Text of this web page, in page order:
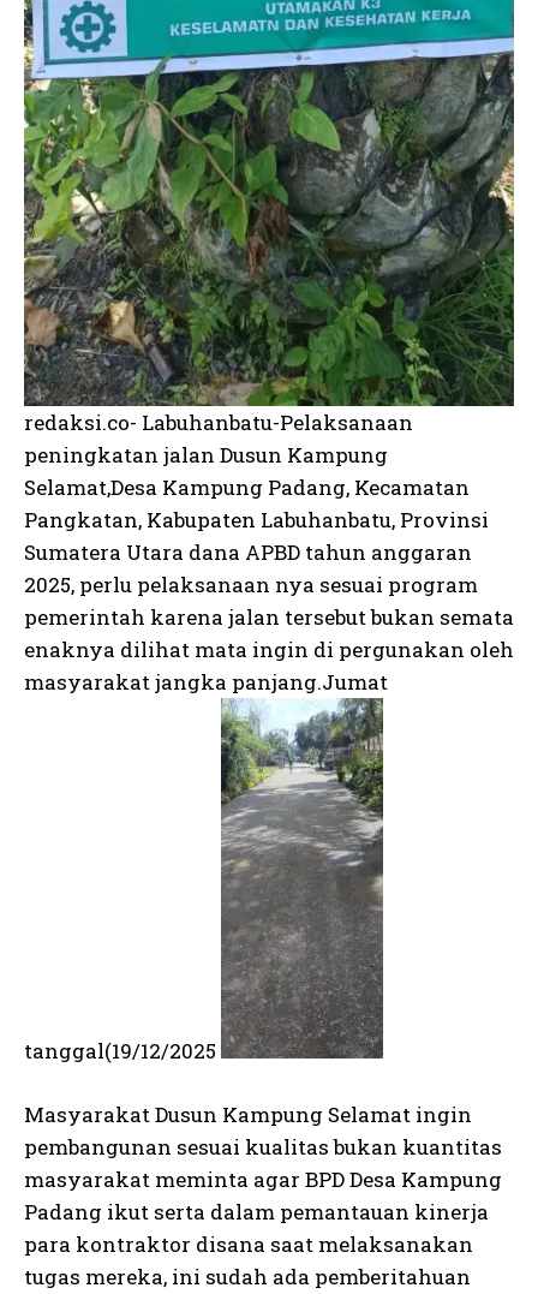
redaksi.co- Labuhanbatu-Pelaksanaan
peningkatan jalan Dusun Kampung
Selamat,Desa Kampung Padang, Kecamatan
Pangkatan, Kabupaten Labuhanbatu, Provinsi
Sumatera Utara dana APBD tahun anggaran
2025, perlu pelaksanaan nya sesuai program
pemerintah karena jalan tersebut bukan semata
enaknya dilihat mata ingin di pergunakan oleh
masyarakat jangka panjang.Jumat
tanggal(19/12/2025
Masyarakat Dusun Kampung Selamat ingin
pembangunan sesuai kualitas bukan kuantitas
masyarakat meminta agar BPD Desa Kampung
Padang ikut serta dalam pemantauan kinerja
para kontraktor disana saat melaksanakan
tugas mereka, ini sudah ada pemberitahuan